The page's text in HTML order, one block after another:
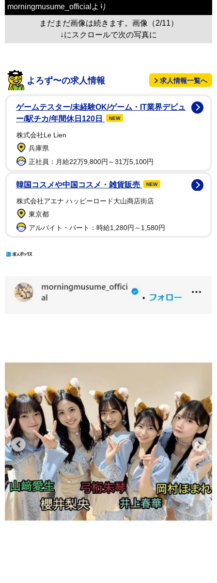
morningmusume_officialより
まだまだ画像は続きます。画像（2/11）
↓にスクロールで次の写真に
よろず〜の求人情報 求人情報一覧へ
ゲームテスター/未経験OK/ゲーム・IT業界デビュ
ー/駅チカ/年間休日120日
NEW
株式会社Le Lien
兵庫県
正社員：月給22万9,800円～31万5,100円
韓国コスメや中国コスメ・雑貨販売 NEW
株式会社アエナ ハッピーロード大山商店街店
東京都
アルバイト・パート：時給1,280円～1,580円